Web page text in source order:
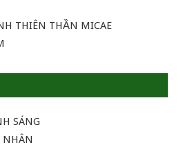
THIÊN THẦN MICAE
SÁNG
NHÂN